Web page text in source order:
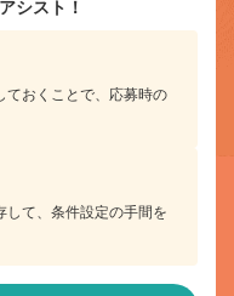
シスト！
ておくことで、応募時の
して、条件設定の手間を